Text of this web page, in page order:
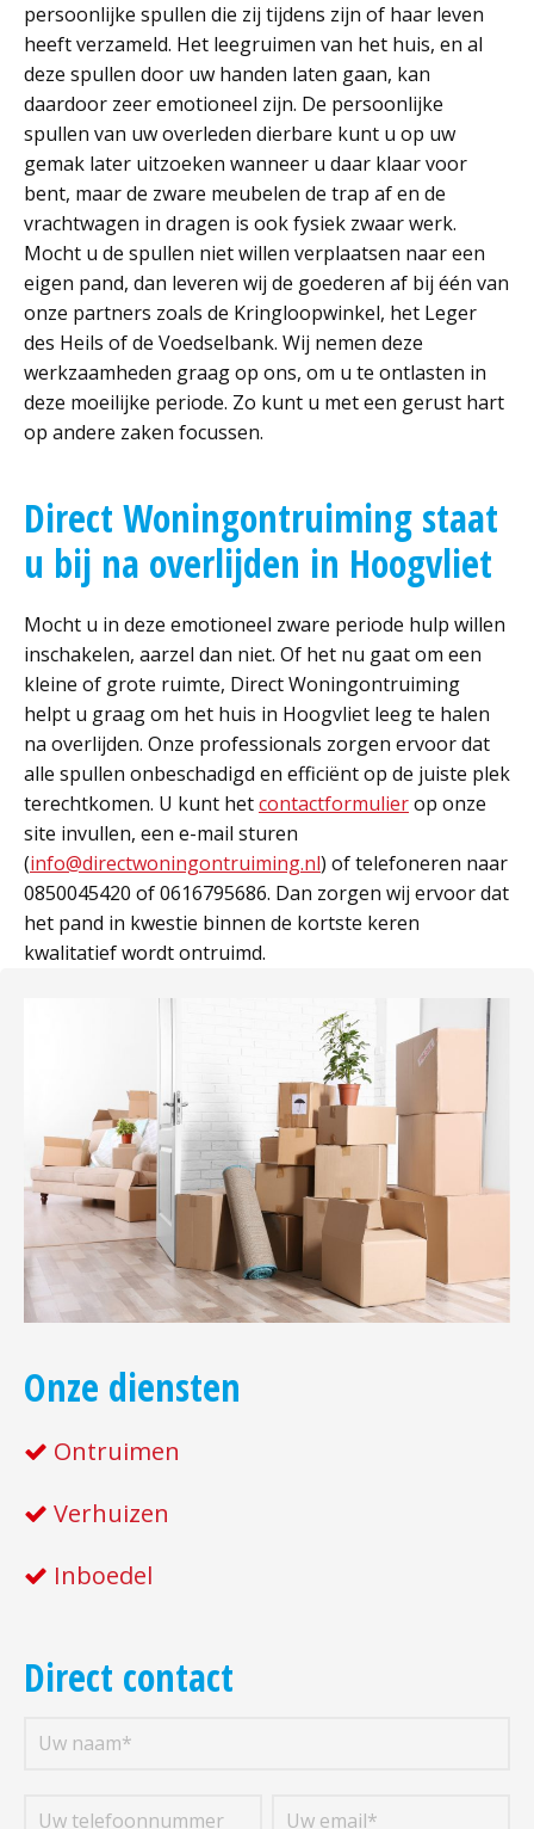
persoonlijke spullen die zij tijdens zijn of haar leven
heeft verzameld. Het leegruimen van het huis, en al
deze spullen door uw handen laten gaan, kan
daardoor zeer emotioneel zijn. De persoonlijke
spullen van uw overleden dierbare kunt u op uw
gemak later uitzoeken wanneer u daar klaar voor
bent, maar de zware meubelen de trap af en de
vrachtwagen in dragen is ook fysiek zwaar werk.
Mocht u de spullen niet willen verplaatsen naar een
eigen pand, dan leveren wij de goederen af bij één van
onze partners zoals de Kringloopwinkel, het Leger
des Heils of de Voedselbank. Wij nemen deze
werkzaamheden graag op ons, om u te ontlasten in
deze moeilijke periode. Zo kunt u met een gerust hart
op andere zaken focussen.
Direct Woningontruiming staat
u bij na overlijden in Hoogvliet
Mocht u in deze emotioneel zware periode hulp willen
inschakelen, aarzel dan niet. Of het nu gaat om een
kleine of grote ruimte, Direct Woningontruiming
helpt u graag om het huis in Hoogvliet leeg te halen
na overlijden. Onze professionals zorgen ervoor dat
alle spullen onbeschadigd en efficiënt op de juiste plek
terechtkomen. U kunt hetcontactformulierop onze
site invullen, een e-mail sturen
(info@directwoningontruiming.nl) of telefoneren naar
0850045420 of 0616795686. Dan zorgen wij ervoor dat
het pand in kwestie binnen de kortste keren
kwalitatief wordt ontruimd.
Onze diensten
Ontruimen
Verhuizen
Inboedel
Direct contact